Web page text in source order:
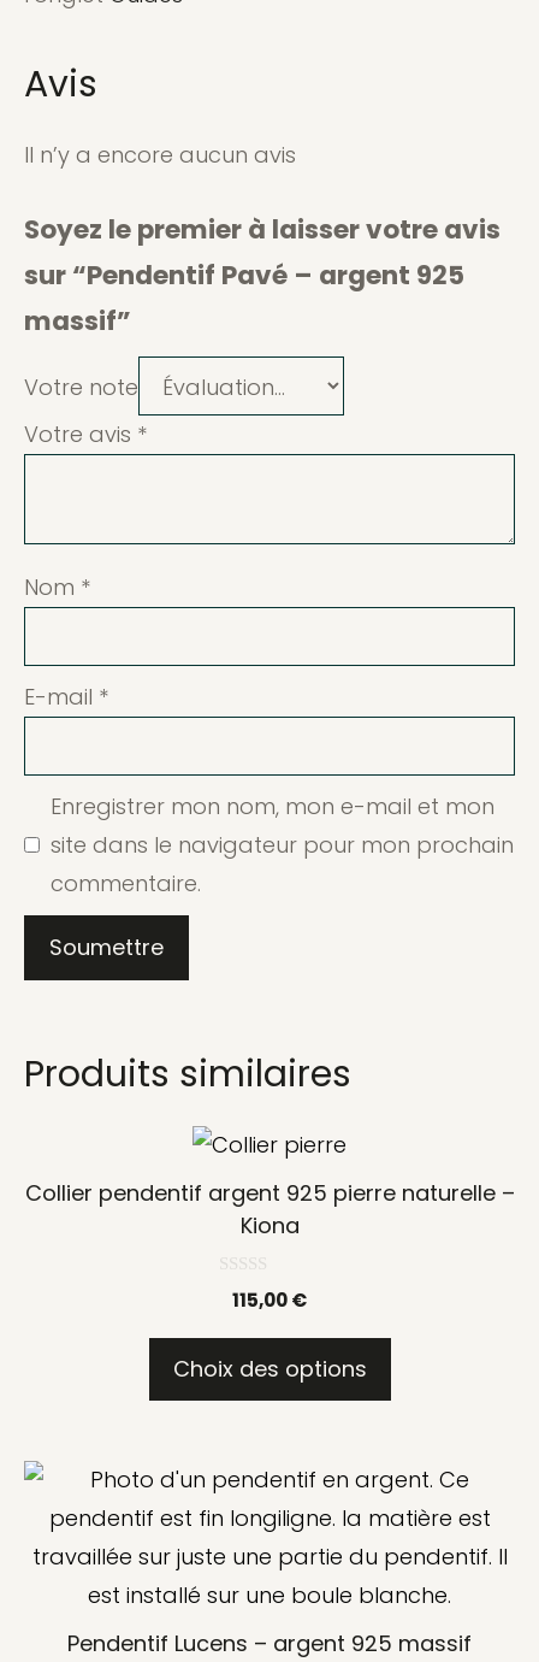
Avis
Il n’y a encore aucun avis
Soyez le premier à laisser votre avis
sur “Pendentif Pavé – argent 925
massif”
Votre note
Votre avis *
Nom *
E-mail *
Enregistrer mon nom, mon e-mail et mon
site dans le navigateur pour mon prochain
commentaire.
Produits similaires
Collier pendentif argent 925 pierre naturelle –
Kiona
r
5
115,00€
Choix des options
produit
choisies
sur
la
Pendentif Lucens – argent 925 massif